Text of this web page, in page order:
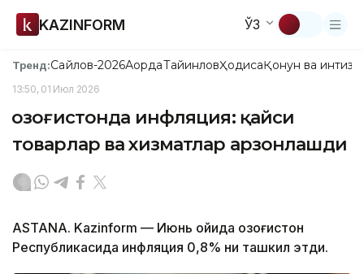
KAZINFORM ЎЗ
Тренд:Сайлов-2026АқордаТайинловҲодисаҚонун ва
13:50, 01 Июл 2026
Қозоғистонда инфляция: қайси
товарлар ва хизматлар арзонлашди
ASTANA. Kazinform — Июнь ойида Қозоғистон
Республикасида инфляция 0,8% ни ташкил этди.